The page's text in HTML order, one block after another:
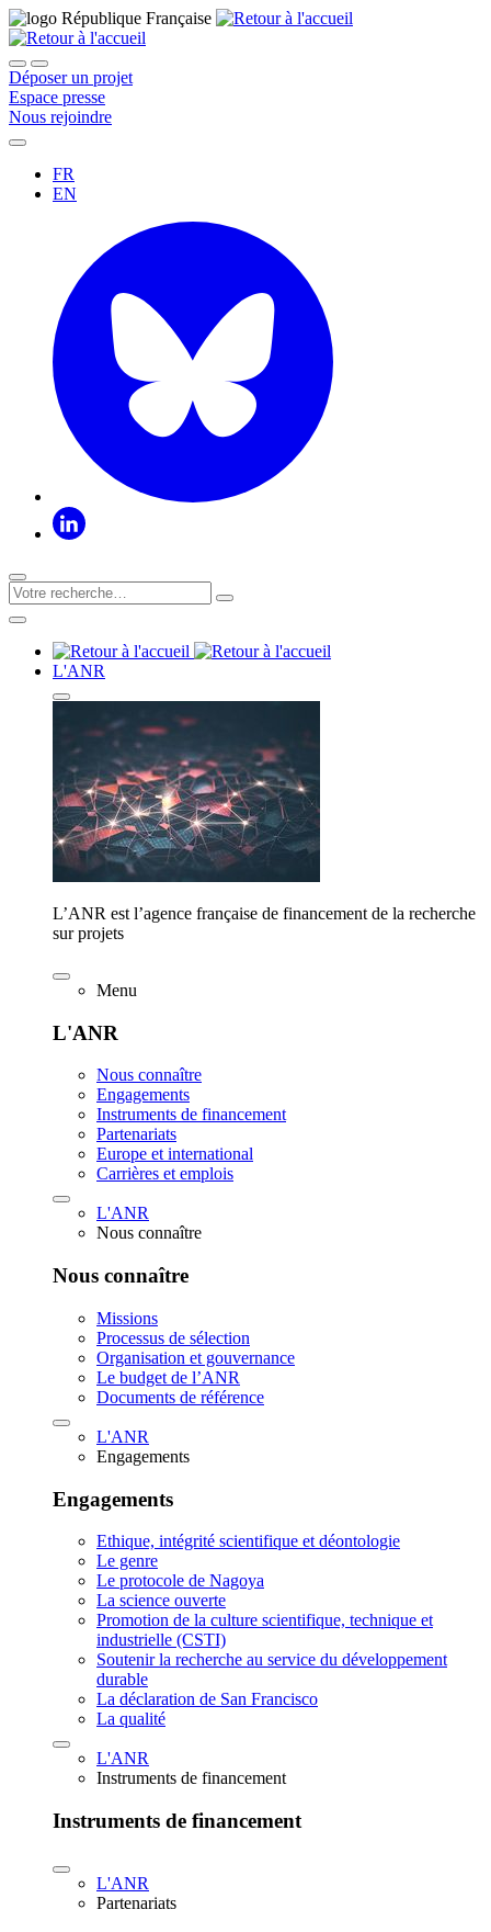
Déposer un projet
Espace presse
Nous rejoindre
FR
EN
L'ANR
L’ANR est l’agence française de financement de la recherche
sur projets
Menu
L'ANR
Nous connaître
Engagements
Instruments de financement
Partenariats
Europe et international
Carrières et emplois
L'ANR
Nous connaître
Nous connaître
Missions
Processus de sélection
Organisation et gouvernance
Le budget de l’ANR
Documents de référence
L'ANR
Engagements
Engagements
Ethique, intégrité scientifique et déontologie
Le genre
Le protocole de Nagoya
La science ouverte
Promotion de la culture scientifique, technique et
industrielle (CSTI)
Soutenir la recherche au service du développement
durable
La déclaration de San Francisco
La qualité
L'ANR
Instruments de financement
Instruments de financement
L'ANR
Partenariats